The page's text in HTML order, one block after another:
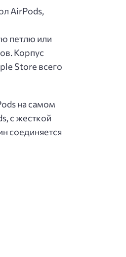
AirPods,
петлю или
Корпус
Store всего
на самом
с жесткой
соединяется